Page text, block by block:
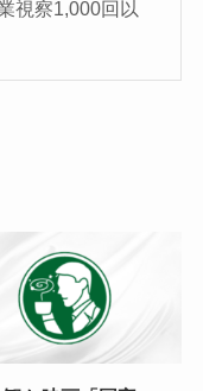
視察1,000回以